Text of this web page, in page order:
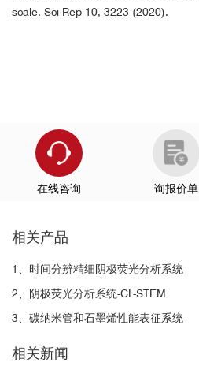
scale. Sci Rep 10, 3223 (2020).
在线咨询 询报价单
相关产品
1、时间分辨精细阴极荧光分析系统
2、阴极荧光分析系统-CL-STEM
3、碳纳米管和石墨烯性能表征系统
相关新闻